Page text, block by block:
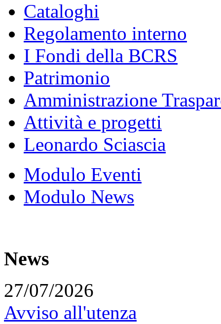
Cataloghi
Regolamento interno
I Fondi della BCRS
Patrimonio
Amministrazione
Attività e progetti
Leonardo Sciascia
Modulo Eventi
Modulo News
News
27/07/2026
Avviso all'utenza